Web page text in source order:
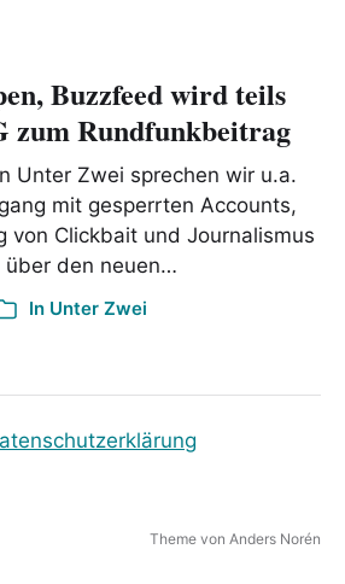
Buzzfeed wird teils
zum Rundfunkbeitrag
Unter Zwei sprechen wir u.a.
mit gesperrten Accounts,
von Clickbait und Journalismus
über den neuen…
In Unter Zwei
Theme von Anders Norén